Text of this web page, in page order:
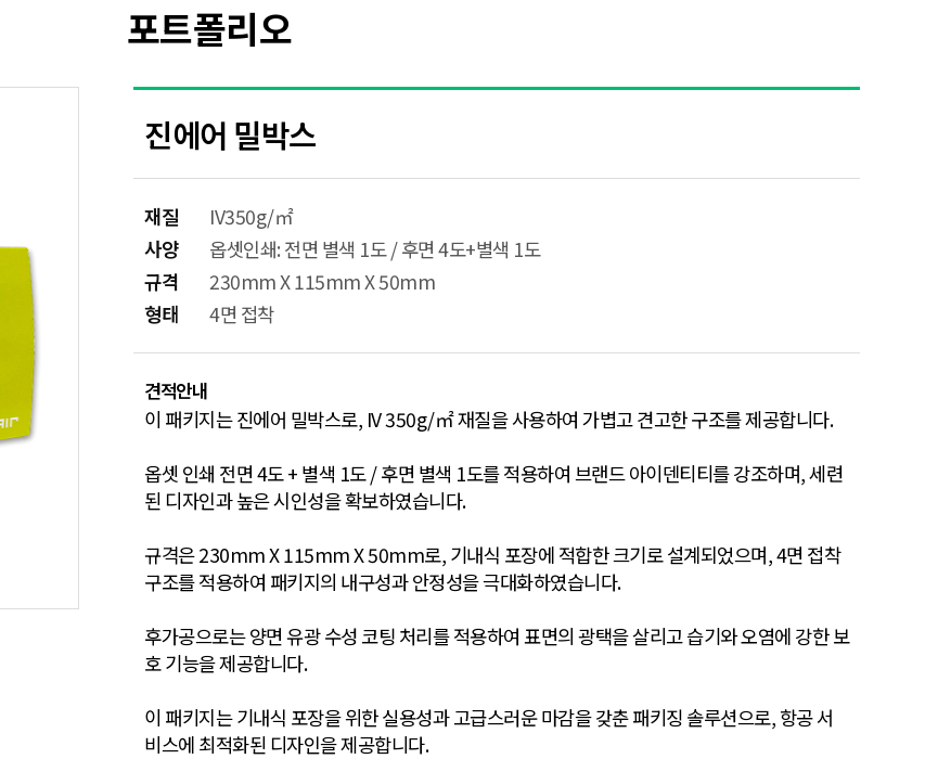
포트폴리오
진에어 밀박스
재질
IV350g/㎡
사양
옵셋인쇄: 전면 별색 1도 / 후면 4도+별색 1도
규격
230mm X 115mm X 50mm
형태
4면 접착
견적안내
이 패키지는 진에어 밀박스로, IV 350g/㎡ 재질을 사용하여 가볍고 견고한 구조를 제공합니다.
옵셋 인쇄 전면 4도 + 별색 1도 / 후면 별색 1도를 적용하여 브랜드 아이덴티티를 강조하며, 세련
된 디자인과 높은 시인성을 확보하였습니다.
규격은 230mm X 115mm X 50mm로, 기내식 포장에 적합한 크기로 설계되었으며, 4면 접착
구조를 적용하여 패키지의 내구성과 안정성을 극대화하였습니다.
후가공으로는 양면 유광 수성 코팅 처리를 적용하여 표면의 광택을 살리고 습기와 오염에 강한 보
호 기능을 제공합니다.
이 패키지는 기내식 포장을 위한 실용성과 고급스러운 마감을 갖춘 패키징 솔루션으로, 항공 서
비스에 최적화된 디자인을 제공합니다.